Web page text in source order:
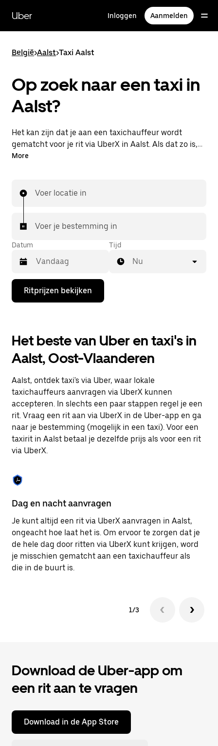
naar
hoofdinhoud
Uber Inloggen Aanmelden
België>Aalst>Taxi Aalst
Op zoek naar een taxi in
Aalst?
Het kan zijn dat je aan een taxichauffeur wordt
gematcht voor je rit via UberX in Aalst. Als dat zo is,
profiteer je van dezelfde 24/7 beschikbaarheid en
More
Voer locatie in
Voer je bestemming in
Datum
Druk
de
de
agenda
te
openen
een
datum
selecteren.
Druk
op
Escape
om
de
sluiten.
Tijd
Nu
Ritprijzen bekijken
Het beste van Uber en taxi's in
Aalst, Oost-Vlaanderen
Aalst, ontdek taxi's via Uber, waar lokale
taxichauffeurs aanvragen via UberX kunnen
accepteren. In slechts een paar stappen regel je een
rit. Vraag een rit aan via UberX in de Uber-app en ga
naar je bestemming (mogelijk in een taxi). Voor een
taxirit in Aalst betaal je dezelfde prijs als voor een rit
via UberX.
Dag en nacht aanvragen
Je kunt altijd een rit via UberX aanvragen in Aalst,
ongeacht hoe laat het is. Om ervoor te zorgen dat je
de hele dag door ritten via UberX kunt krijgen, word
je misschien gematcht aan een taxichauffeur als
die in de buurt is.
1/3
Download de Uber-app om
een rit aan te vragen
Download in de App Store